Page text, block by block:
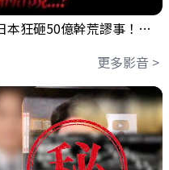
【出事啦】美國淪小偷！？聯手日本狂砸50億幹荒謬事！美元急殺黃金噴發，外資準備血洗台股！？｜ Mr.永年 李｜ 盤後講股 Mr.永年 李 2026 / 08 / 06
更多影音 >